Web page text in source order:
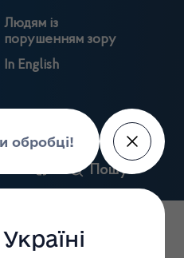
Людям із
порушенням зору
In English
Пошук
Антикорупційний
портал